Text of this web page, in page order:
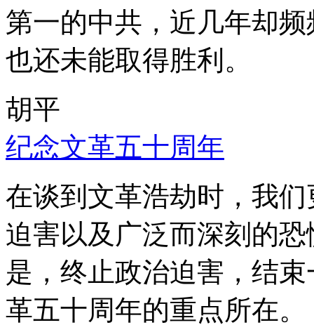
第一的中共，近几年却
也还未能取得胜利。
胡平
纪念文革五十周年
在谈到文革浩劫时，我
迫害以及广泛而深刻的
是，终止政治迫害，结
革五十周年的重点所在。